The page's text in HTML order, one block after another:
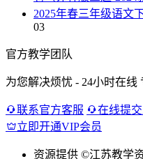
2025年春三年级语文
03
官方教学团队
为您解决烦忧 - 24小时在线
联系官方客服
在线提
立即开通VIP会员
资源提供 ©江苏教学